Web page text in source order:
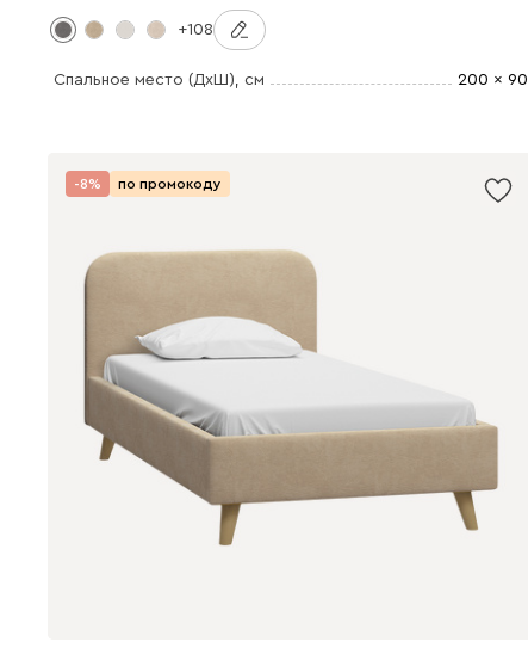
+108
Спальное место (ДхШ), см 200 x 90
-8% по промокоду